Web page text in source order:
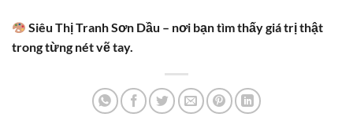
Siêu Thị Tranh Sơn Dầu – nơi bạn tìm thấy giá trị thật
trong từng nét vẽ tay.